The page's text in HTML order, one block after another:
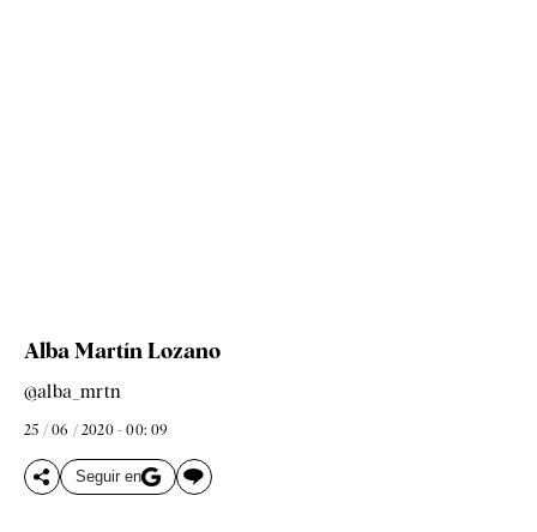
Alba Martín Lozano
@alba_mrtn
25 / 06 / 2020 - 00: 09
Seguir en